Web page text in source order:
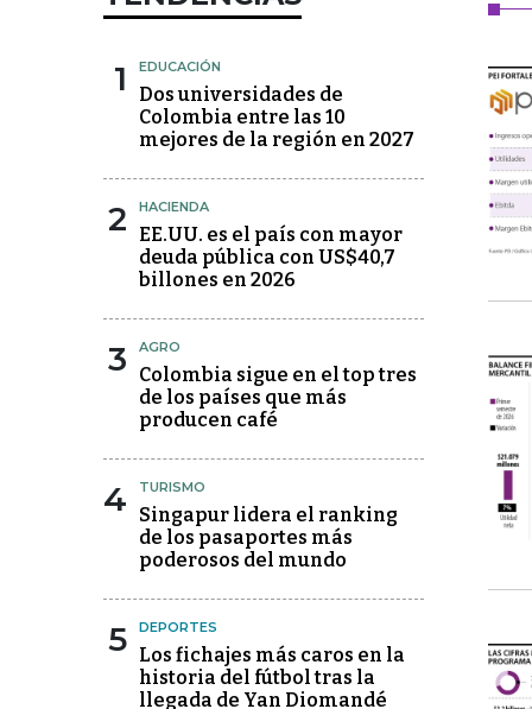
1 EDUCACIÓN
Dos universidades de
Colombia entre las 10
mejores de la región en 2027
2 HACIENDA
EE.UU. es el país con mayor
deuda pública con US$40,7
billones en 2026
3 AGRO
Colombia sigue en el top tres
de los países que más
producen café
4 TURISMO
Singapur lidera el ranking
de los pasaportes más
poderosos del mundo
5 DEPORTES
Los fichajes más caros en la
historia del fútbol tras la
llegada de Yan Diomandé